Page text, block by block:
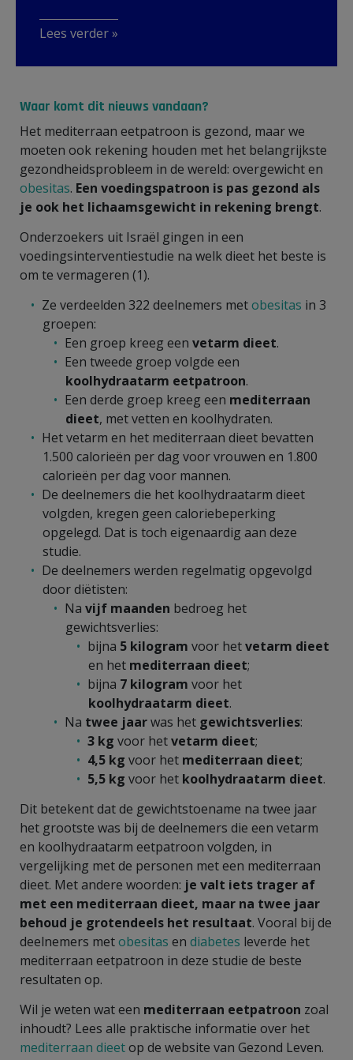
Lees verder »
Waar komt dit nieuws vandaan?
Het mediterraan eetpatroon is gezond, maar we
moeten ook rekening houden met het belangrijkste
gezondheidsprobleem in de wereld: overgewicht en
obesitas. Een voedingspatroon is pas gezond als
je ook het lichaamsgewicht in rekening brengt.
Onderzoekers uit Israël gingen in een
voedingsinterventiestudie na welk dieet het beste is
om te vermageren (1).
Ze verdeelden 322 deelnemers metobesitas in 3
groepen:
Een groep kreeg een vetarm dieet.
Een tweede groep volgde een
koolhydraatarm eetpatroon.
Een derde groep kreeg een mediterraan
dieet, met vetten en koolhydraten.
Het vetarm en het mediterraan dieet bevatten
1.500 calorieën per dag voor vrouwen en 1.800
calorieën per dag voor mannen.
De deelnemers die het koolhydraatarm dieet
volgden, kregen geen caloriebeperking
opgelegd. Dat is toch eigenaardig aan deze
studie.
De deelnemers werden regelmatig opgevolgd
door diëtisten:
Na vijf maanden bedroeg het
gewichtsverlies:
bijna 5 kilogram voor hetvetarm dieet
en het mediterraan dieet;
bijna 7 kilogram voor het
koolhydraatarm dieet.
Na twee jaarwas het gewichtsverlies:
3 kg voor hetvetarm dieet;
4,5 kg voor het mediterraan dieet;
5,5 kg voor het koolhydraatarm dieet.
Dit betekent dat de gewichtstoename na twee jaar
het grootste was bij de deelnemers die een vetarm
en koolhydraatarm eetpatroon volgden, in
vergelijking met de personen met een mediterraan
dieet. Met andere woorden: je valt iets trager af
met een mediterraan dieet, maar na twee jaar
behoud je grotendeels het resultaat. Vooral bij de
deelnemers metobesitas en diabetes leverde het
mediterraan eetpatroon in deze studie de beste
resultaten op.
Wil je weten wat een mediterraan eetpatroon zoal
inhoudt? Lees alle praktische informatie over het
mediterraan dieetop de website van Gezond Leven.